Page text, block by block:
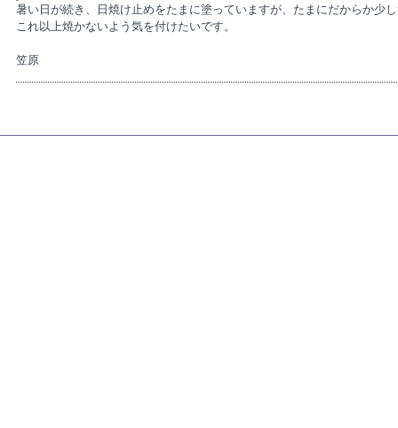
暑い日が続き、日焼け止めをたまに塗っていますが、たまにだからか少
これ以上焼かないよう気を付けたいです。
笠原